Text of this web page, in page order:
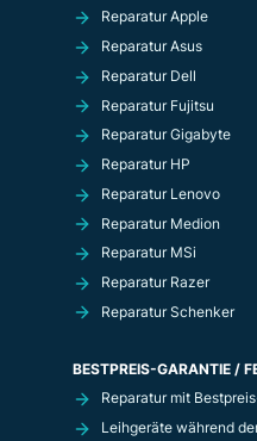
Reparatur Apple
Reparatur Asus
Reparatur Dell
Reparatur Fujitsu
Reparatur Gigabyte
Reparatur HP
Reparatur Lenovo
Reparatur Medion
Reparatur MSi
Reparatur Razer
Reparatur Schenker
BESTPREIS-GARANTIE /
Reparatur mit
Leihgeräte während